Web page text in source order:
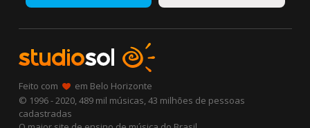
Feito com
em Belo Horizonte
© 1996 - 2020, 489 mil músicas, 43 milhões de pessoas
cadastradas